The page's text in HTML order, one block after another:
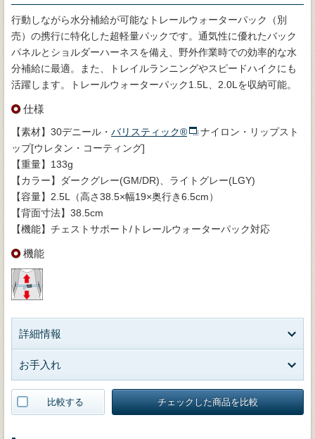
行動しながら水分補給が可能なトレールウォーターパック（別
売）の携行に特化した超軽量パックです。通気性に優れたバック
パネルとショルダーハーネスを備え、野外作業時での効率的な水
分補給に最適。また、トレイルランニングやスピードハイクにも
活躍します。トレールウォーターパック1.5L、2.0Lを収納可能。
仕様
【素材】30デニール・ バリスティック®
ナイロン・リップスト
ップ[ウレタン・コーティング]
【重量】133g
【カラー】ダークグレー(GM/DR)、ライトグレー(LGY)
【容量】2.5L（高さ38.5×幅19×奥行き6.5cm）
【背面寸法】38.5cm
【機能】チェストサポート/トレールウォーターパック対応
機能
詳細情報
お手入れ
比較する チェックした商品を比較